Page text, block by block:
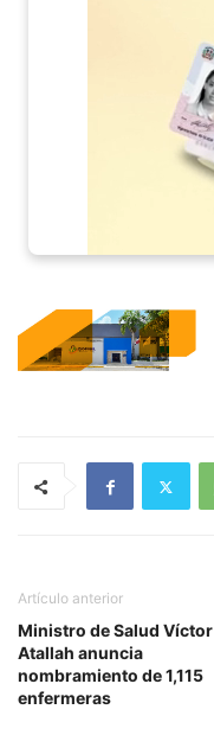
Artículo anterior
Ministro de Salud Víctor
Atallah anuncia
nombramiento de 1,115
enfermeras